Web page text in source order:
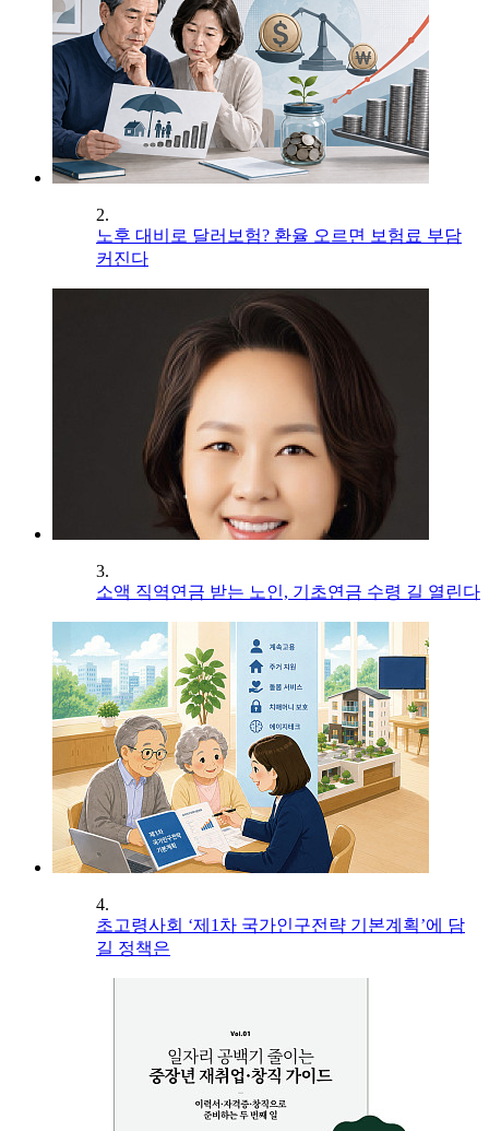
2.
노후 대비로 달러보험? 환율 오르면 보험료 부담
커진다
3.
소액 직역연금 받는 노인, 기초연금 수령 길 열린다
4.
초고령사회 ‘제1차 국가인구전략 기본계획’에 담
길 정책은